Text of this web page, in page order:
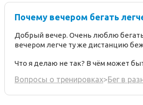
Почему вечером бегать
Добрый вечер. Очень люблю
вечером легче ту же дистанцию
Что я делаю не так? В чём может
Вопросы о тренировках>Бег в